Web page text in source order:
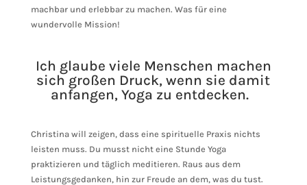
machbar und erlebbar zu machen. Was für eine
wundervolle Mission!
Ich glaube viele Menschen machen
sich großen Druck, wenn sie damit
anfangen, Yoga zu entdecken.
Christina will zeigen, dass eine spirituelle Praxis nichts
leisten muss. Du musst nicht eine Stunde Yoga
praktizieren und täglich meditieren. Raus aus dem
Leistungsgedanken, hin zur Freude an dem, was du tust.